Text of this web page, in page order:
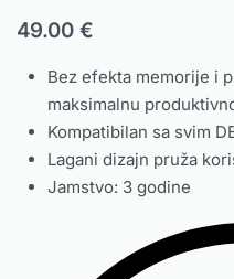
49.00 €
Bez efekta memorije i
maksimalnu
Kompatibilan sa svim
Lagani dizajn pruža
Jamstvo: 3 godine